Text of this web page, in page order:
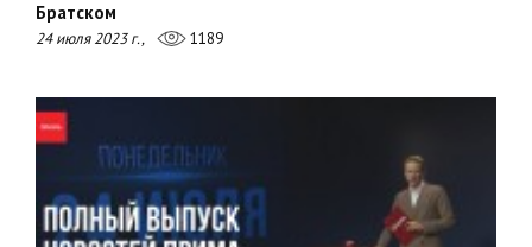
Братском
24 июля 2023 г., 1189